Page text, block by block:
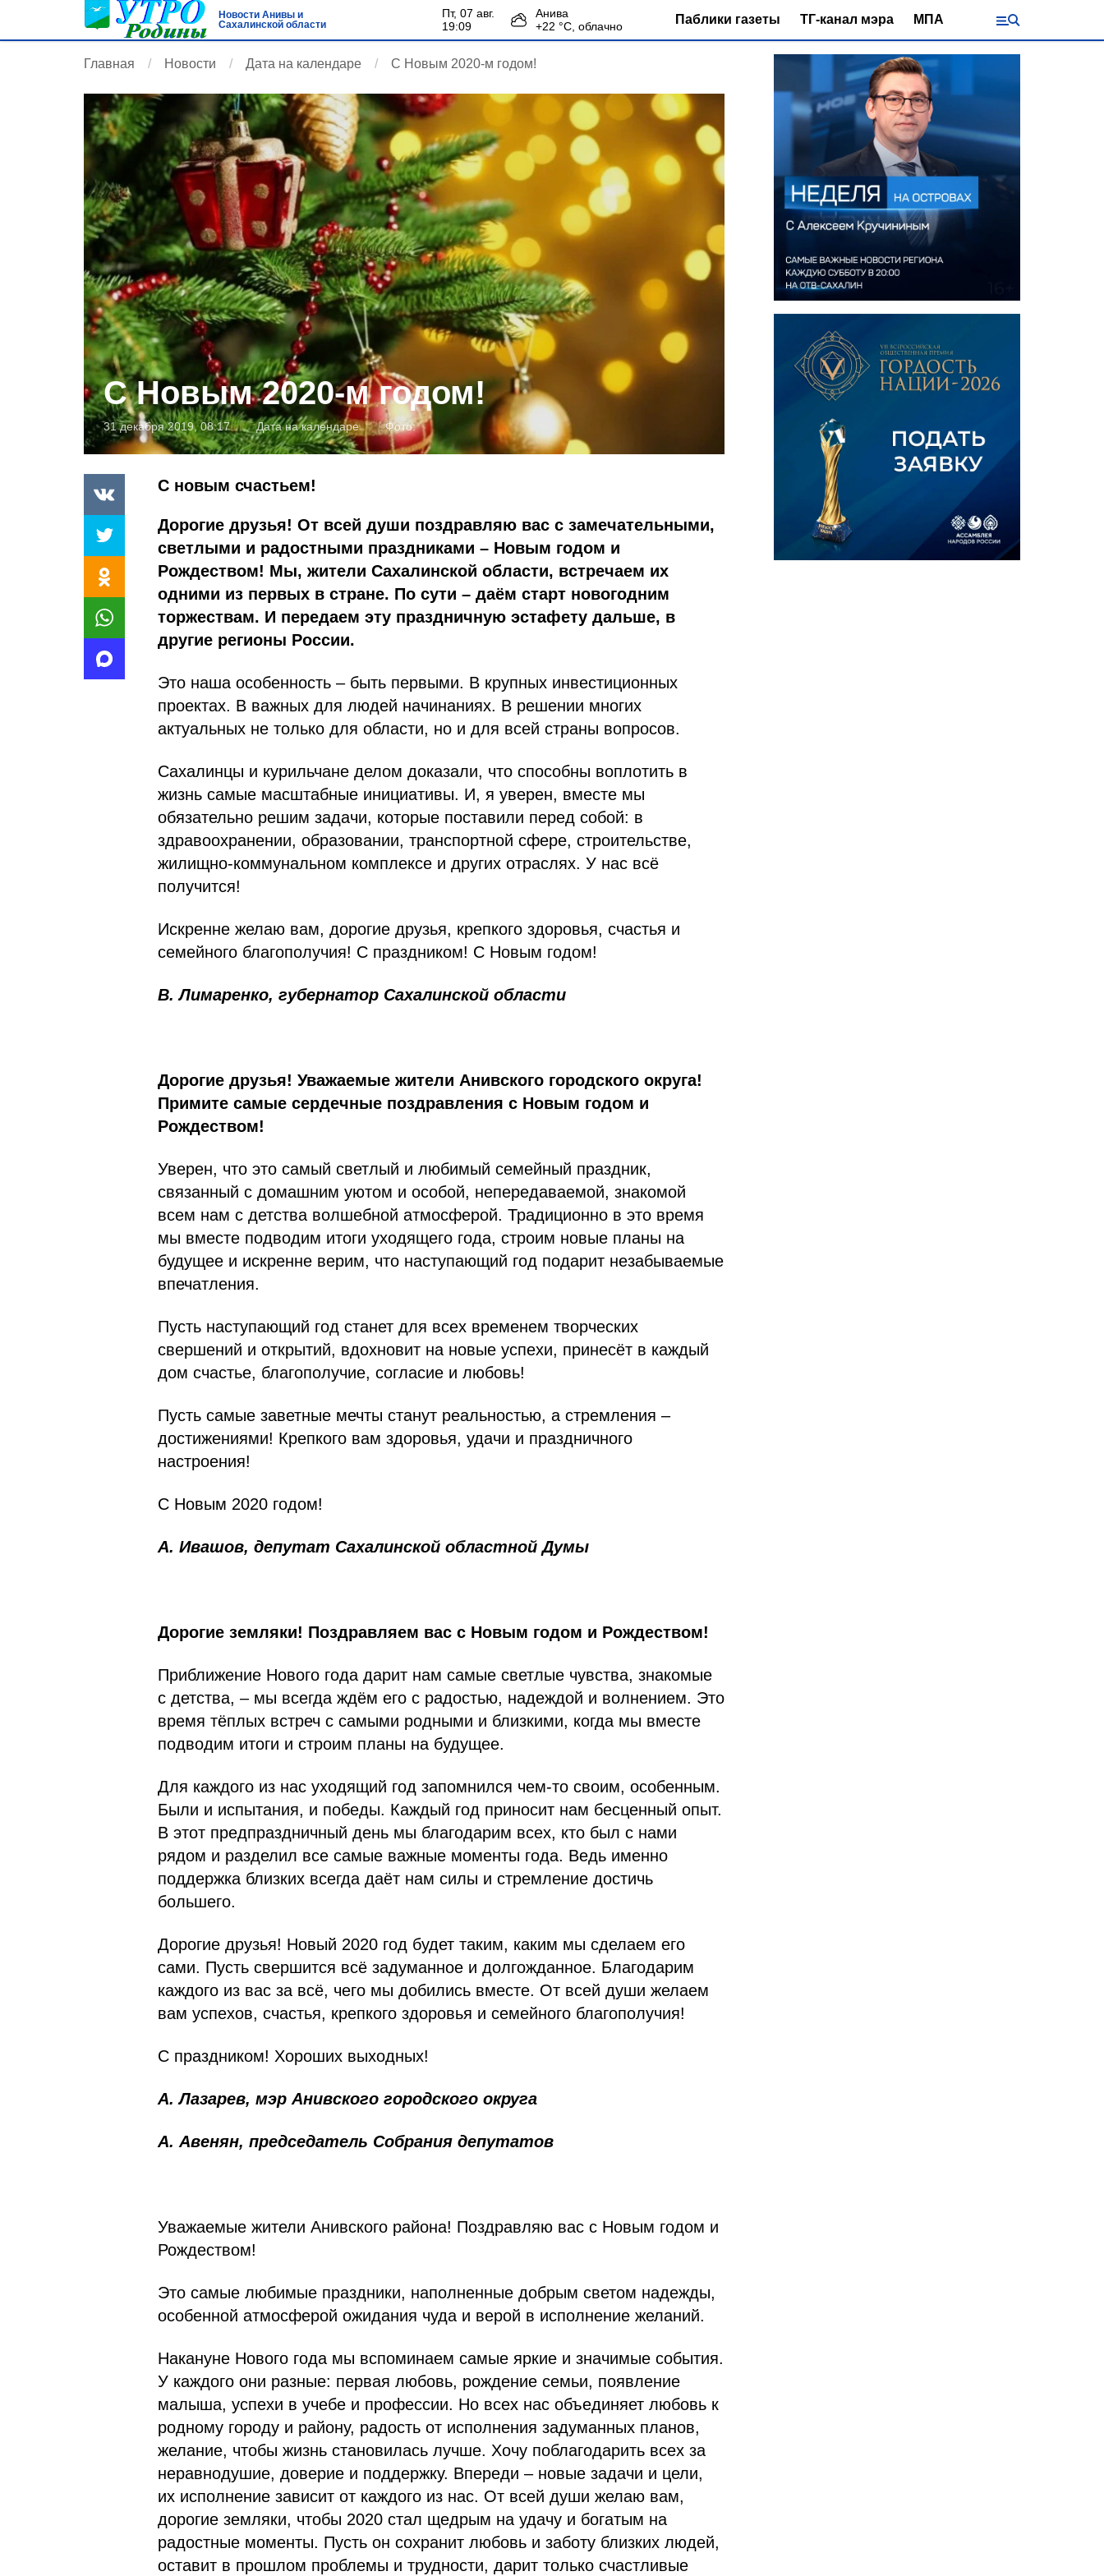
Новости Анивы и
Сахалинской области
пт, 07 авг.
19:09
Анива
+22 °С, облачно Паблики газеты ТГ-канал мэра МПА
Главная Новости Дата на календаре С Новым 2020-м годом!
С Новым 2020-м годом!
31 декабря 2019, 08:17 Дата на календаре Фото:
С новым счастьем!
Дорогие друзья! От всей души поздравляю вас с замечательными,
светлыми и радостными праздниками – Новым годом и
Рождеством! Мы, жители Сахалинской области, встречаем их
одними из первых в стране. По сути – даём старт новогодним
торжествам. И передаем эту праздничную эстафету дальше, в
другие регионы России.
Это наша особенность – быть первыми. В крупных инвестиционных
проектах. В важных для людей начинаниях. В решении многих
актуальных не только для области, но и для всей страны вопросов.
Сахалинцы и курильчане делом доказали, что способны воплотить в
жизнь самые масштабные инициативы. И, я уверен, вместе мы
обязательно решим задачи, которые поставили перед собой: в
здравоохранении, образовании, транспортной сфере, строительстве,
жилищно-коммунальном комплексе и других отраслях. У нас всё
получится!
Искренне желаю вам, дорогие друзья, крепкого здоровья, счастья и
семейного благополучия! С праздником! С Новым годом!
В. Лимаренко, губернатор Сахалинской области
Дорогие друзья! Уважаемые жители Анивского городского округа!
Примите самые сердечные поздравления с Новым годом и
Рождеством!
Уверен, что это самый светлый и любимый семейный праздник,
связанный с домашним уютом и особой, непередаваемой, знакомой
всем нам с детства волшебной атмосферой. Традиционно в это время
мы вместе подводим итоги уходящего года, строим новые планы на
будущее и искренне верим, что наступающий год подарит незабываемые
впечатления.
Пусть наступающий год станет для всех временем творческих
свершений и открытий, вдохновит на новые успехи, принесёт в каждый
дом счастье, благополучие, согласие и любовь!
Пусть самые заветные мечты станут реальностью, а стремления –
достижениями! Крепкого вам здоровья, удачи и праздничного
настроения!
С Новым 2020 годом!
А. Ивашов, депутат Сахалинской областной Думы
Дорогие земляки! Поздравляем вас с Новым годом и Рождеством!
Приближение Нового года дарит нам самые светлые чувства, знакомые
с детства, – мы всегда ждём его с радостью, надеждой и волнением. Это
время тёплых встреч с самыми родными и близкими, когда мы вместе
подводим итоги и строим планы на будущее.
Для каждого из нас уходящий год запомнился чем-то своим, особенным.
Были и испытания, и победы. Каждый год приносит нам бесценный опыт.
В этот предпраздничный день мы благодарим всех, кто был с нами
рядом и разделил все самые важные моменты года. Ведь именно
поддержка близких всегда даёт нам силы и стремление достичь
большего.
Дорогие друзья! Новый 2020 год будет таким, каким мы сделаем его
сами. Пусть свершится всё задуманное и долгожданное. Благодарим
каждого из вас за всё, чего мы добились вместе. От всей души желаем
вам успехов, счастья, крепкого здоровья и семейного благополучия!
С праздником! Хороших выходных!
А. Лазарев, мэр Анивского городского округа
А. Авенян, председатель Собрания депутатов
Уважаемые жители Анивского района! Поздравляю вас с Новым годом и
Рождеством!
Это самые любимые праздники, наполненные добрым светом надежды,
особенной атмосферой ожидания чуда и верой в исполнение желаний.
Накануне Нового года мы вспоминаем самые яркие и значимые события.
У каждого они разные: первая любовь, рождение семьи, появление
малыша, успехи в учебе и профессии. Но всех нас объединяет любовь к
родному городу и району, радость от исполнения задуманных планов,
желание, чтобы жизнь становилась лучше. Хочу поблагодарить всех за
неравнодушие, доверие и поддержку. Впереди – новые задачи и цели,
их исполнение зависит от каждого из нас. От всей души желаю вам,
дорогие земляки, чтобы 2020 стал щедрым на удачу и богатым на
радостные моменты. Пусть он сохранит любовь и заботу близких людей,
оставит в прошлом проблемы и трудности, дарит только счастливые